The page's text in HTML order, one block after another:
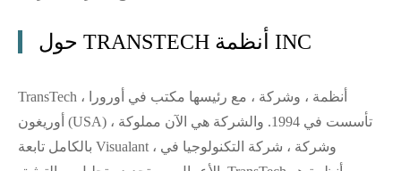
حول TRANSTECH أنظمة INC
TransTech أنظمة ، وشركة ، مع رئيسها مكتب في أورورا ،
أوريغون (USA) ، تأسست في 1994. والشركة هي الآن مملوكة
بالكامل تابعة Visualant ، وشركة ، شركة التكنولوجيا في